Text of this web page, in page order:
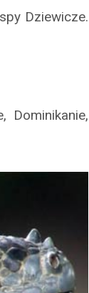
Dziewicze.